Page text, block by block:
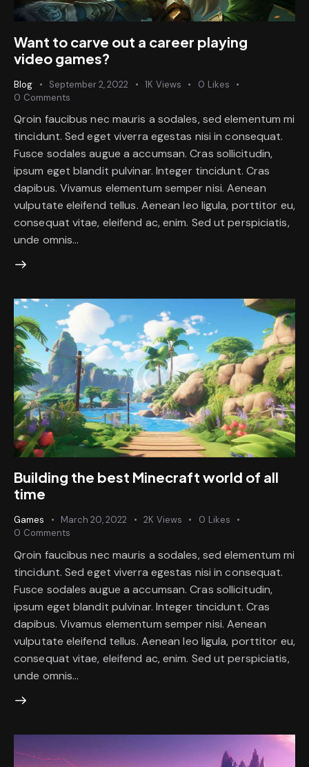
Want to carve out a career playing
video games?
Blog September 2, 2022 1K Views 0 Likes
0 Comments
Qroin faucibus nec mauris a sodales, sed elementum mi
tincidunt. Sed eget viverra egestas nisi in consequat.
Fusce sodales augue a accumsan. Cras sollicitudin,
ipsum eget blandit pulvinar. Integer tincidunt. Cras
dapibus. Vivamus elementum semper nisi. Aenean
vulputate eleifend tellus. Aenean leo ligula, porttitor eu,
consequat vitae, eleifend ac, enim. Sed ut perspiciatis,
unde omnis…
Building the best Minecraft world of all
time
Games March 20, 2022 2K Views 0 Likes
0 Comments
Qroin faucibus nec mauris a sodales, sed elementum mi
tincidunt. Sed eget viverra egestas nisi in consequat.
Fusce sodales augue a accumsan. Cras sollicitudin,
ipsum eget blandit pulvinar. Integer tincidunt. Cras
dapibus. Vivamus elementum semper nisi. Aenean
vulputate eleifend tellus. Aenean leo ligula, porttitor eu,
consequat vitae, eleifend ac, enim. Sed ut perspiciatis,
unde omnis…